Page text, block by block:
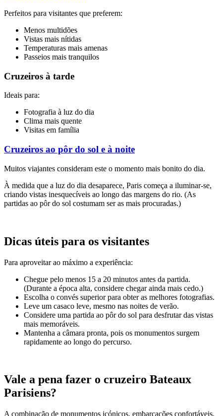
Perfeitos para visitantes que preferem:
Menos multidões
Vistas mais nítidas
Temperaturas mais amenas
Passeios mais tranquilos
Cruzeiros à tarde
Ideais para:
Fotografia à luz do dia
Clima mais quente
Visitas em família
Cruzeiros ao pôr do sol e à noite
Muitos viajantes consideram este o momento mais bonito do dia.
À medida que a luz do dia desaparece, Paris começa a iluminar-se,
criando vistas inesquecíveis ao longo das margens do rio. (As
partidas ao pôr do sol costumam ser as mais procuradas.)
Dicas úteis para os visitantes
Para aproveitar ao máximo a experiência:
Chegue pelo menos 15 a 20 minutos antes da partida.
(Durante a época alta, considere chegar ainda mais cedo.)
Escolha o convés superior para obter as melhores fotografias.
Leve um casaco leve, mesmo nas noites de verão.
Considere uma partida ao pôr do sol para desfrutar das vistas
mais memoráveis.
Mantenha a câmara pronta, pois os monumentos surgem
rapidamente ao longo do percurso.
Vale a pena fazer o cruzeiro Bateaux
Parisiens?
A combinação de monumentos icónicos, embarcações confortáveis,